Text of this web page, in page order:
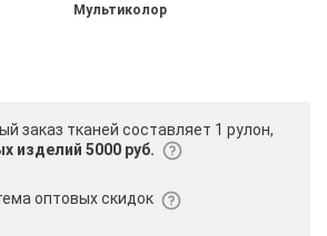
Мультиколор
заказ тканей составляет 1 рулон,
изделий 5000 руб.
оптовых скидок